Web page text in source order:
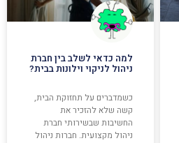
למה כדאי לשלב בין חברת
ניהול לניקוי וילונות בבית?
כשמדברים על תחזוקת הבית,
קשה שלא להזכיר את
החשיבות שבשירותי חברת
ניהול מקצועית. חברות ניהול